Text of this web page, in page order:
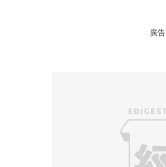
廣告